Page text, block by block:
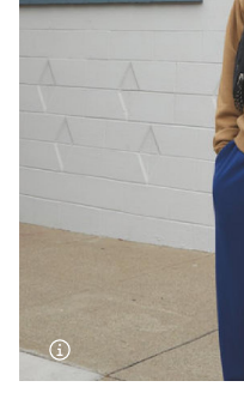
Untermenü
Untermenü
Untermenü
Untermenü
Untermenü
Untermenü